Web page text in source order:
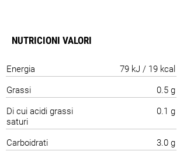
NUTRICIONI VALORI
Energia
79 kJ / 19 kcal
Grassi
0.5 g
Di cui acidi grassi
saturi
0.1 g
Carboidrati
3.0 g